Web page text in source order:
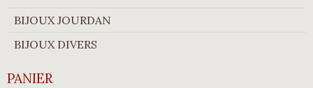
BIJOUX JOURDAN
BIJOUX DIVERS
PANIER